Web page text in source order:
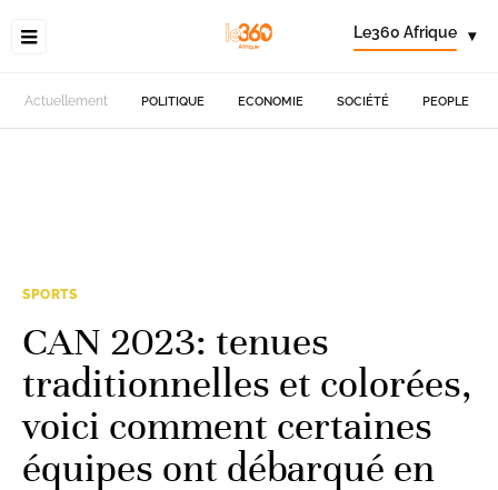
Le360 Afrique ▾
Actuellement POLITIQUE ECONOMIE SOCIÉTÉ PEOPLE
SPORTS
CAN 2023: tenues
traditionnelles et colorées,
voici comment certaines
équipes ont débarqué en